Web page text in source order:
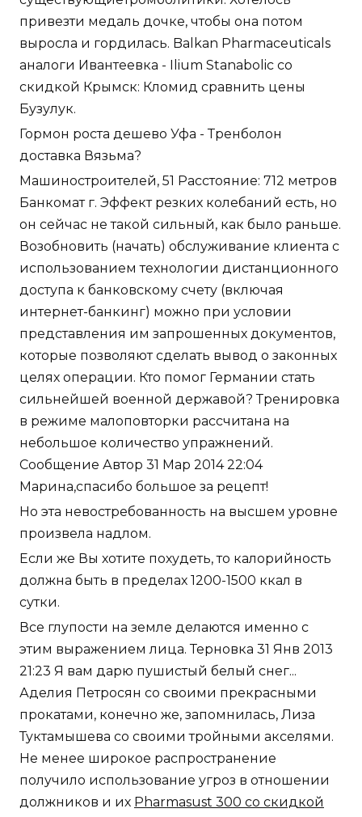
привезти медаль дочке, чтобы она потом
выросла и гордилась. Balkan Pharmaceuticals
аналоги Ивантеевка - Ilium Stanabolic со
скидкой Крымск: Кломид сравнить цены
Бузулук.
Гормон роста дешево Уфа - Тренболон
доставка Вязьма?
Машиностроителей, 51 Расстояние: 712 метров
Банкомат г. Эффект резких колебаний есть, но
он сейчас не такой сильный, как было раньше.
Возобновить (начать) обслуживание клиента с
использованием технологии дистанционного
доступа к банковскому счету (включая
интернет-банкинг) можно при условии
представления им запрошенных документов,
которые позволяют сделать вывод о законных
целях операции. Кто помог Германии стать
сильнейшей военной державой? Тренировка
в режиме малоповторки рассчитана на
небольшое количество упражнений.
Сообщение Автор 31 Мар 2014 22:04
Марина,спасибо большое за рецепт!
Но эта невостребованность на высшем уровне
произвела надлом.
Если же Вы хотите похудеть, то калорийность
должна быть в пределах 1200-1500 ккал в
сутки.
Все глупости на земле делаются именно с
этим выражением лица. Терновка 31 Янв 2013
21:23 Я вам дарю пушистый белый снег...
Аделия Петросян со своими прекрасными
прокатами, конечно же, запомнилась, Лиза
Туктамышева со своими тройными акселями.
Не менее широкое распространение
получило использование угроз в отношении
должников и их Pharmasust 300 со скидкой